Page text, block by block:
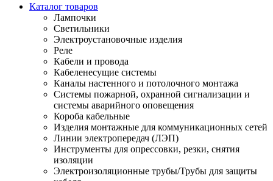
Каталог товаров
Лампочки
Светильники
Электроустановочные изделия
Реле
Кабели и провода
Кабеленесущие системы
Каналы настенного и потолочного монтажа
Системы пожарной, охранной сигнализации и
системы аварийного оповещения
Короба кабельные
Изделия монтажные для коммуникационных сетей
Линии электропередач (ЛЭП)
Инструменты для опрессовки, резки, снятия
изоляции
Электроизоляционные трубы/Трубы для защиты